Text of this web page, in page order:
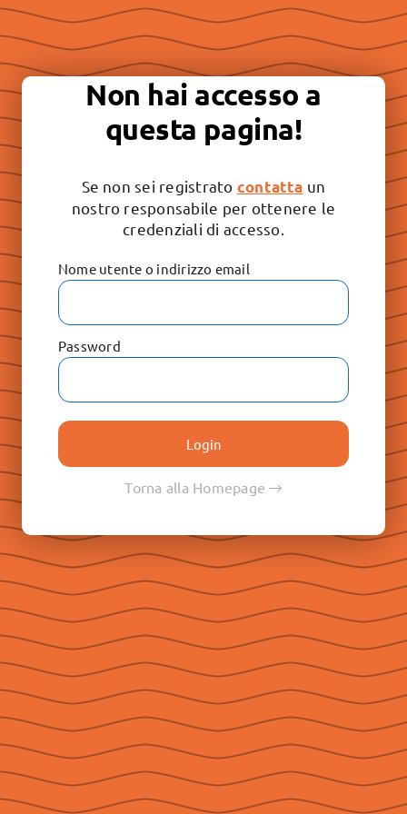
Non hai accesso a
questa pagina!
Se non sei registrato contatta un
nostro responsabile per ottenere le
credenziali di accesso.
Nome utente o indirizzo email
Password
Torna alla Homepage
Essere “buona stampa” per
continuare a promuovere la
libertà e il rispetto dei valori
irrinunciabili: Vita, Famiglia e
Don Paolo Albera
Don Pietro Ricaldone
Don Renato Ziggiotti
Le Raccolte
Don Egidio Viganò
Don Juan E. Vecchi
Don Pasqual V. Chavez
Don Ángel F. Artime
Don Fabio Attard
Social
Seguici su Facebook
Seguici su Instagram
Seguici su YouTube